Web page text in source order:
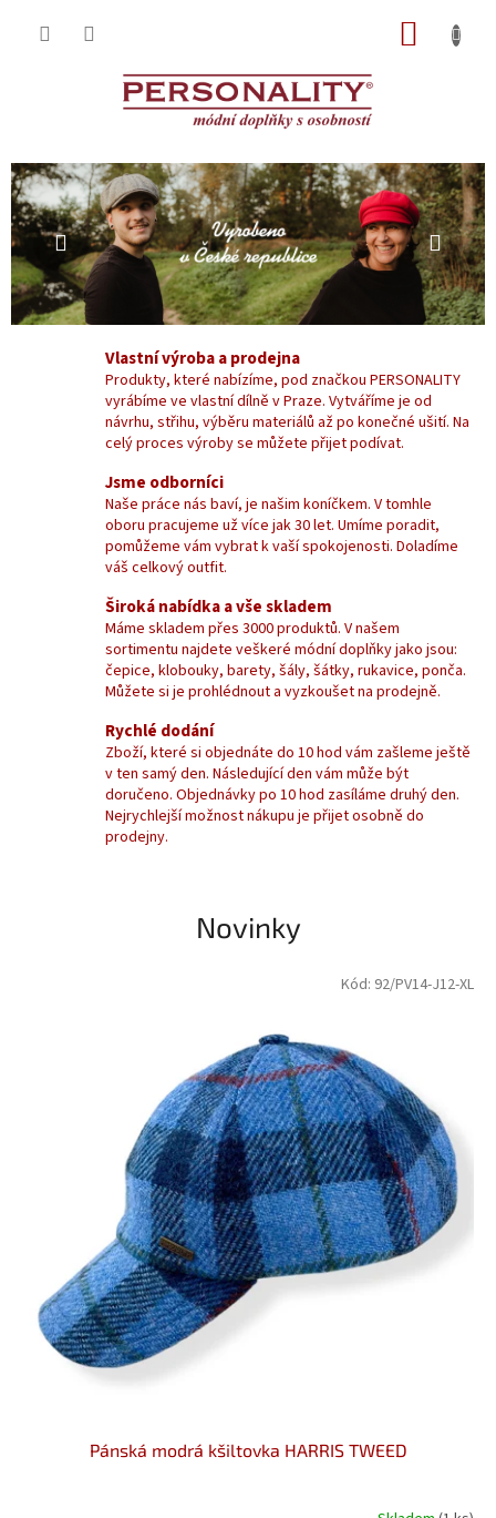
Předchozí
Vlastní výroba a prodejna
Produkty, které nabízíme, pod značkou PERSONALITY
vyrábíme ve vlastní dílně v Praze. Vytváříme je od
návrhu, střihu, výběru materiálů až po konečné ušití. Na
celý proces výroby se můžete přijet podívat.
Jsme odborníci
Naše práce nás baví, je našim koníčkem. V tomhle
oboru pracujeme už více jak 30 let. Umíme poradit,
pomůžeme vám vybrat k vaší spokojenosti. Doladíme
váš celkový outfit.
Široká nabídka a vše skladem
Máme skladem přes 3000 produktů. V našem
sortimentu najdete veškeré módní doplňky jako jsou:
čepice, klobouky, barety, šály, šátky, rukavice, ponča.
Můžete si je prohlédnout a vyzkoušet na prodejně.
Rychlé dodání
Zboží, které si objednáte do 10 hod vám zašleme ještě
v ten samý den. Následující den vám může být
doručeno. Objednávky po 10 hod zasíláme druhý den.
Nejrychlejší možnost nákupu je přijet osobně do
prodejny.
Novinky
Pánská modrá kšiltovka HARRIS TWEED
Kód: 92/PV14-J12-XL